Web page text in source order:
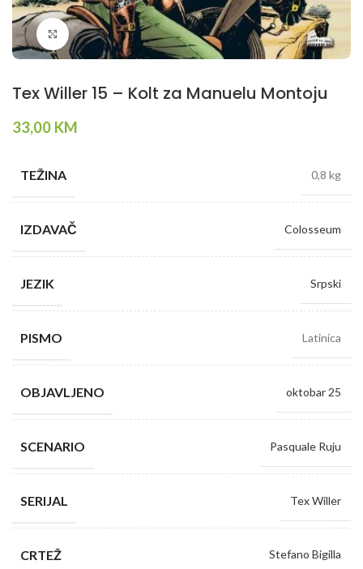
Klikni da povečaš
Tex Willer 15 – Kolt za Manuelu Montoju
33,00 KM
TEŽINA 0,8 kg
IZDAVAČ Colosseum
JEZIK Srpski
PISMO Latinica
OBJAVLJENO oktobar 25
SCENARIO Pasquale Ruju
SERIJAL Tex Willer
CRTEŽ Stefano Bigilla